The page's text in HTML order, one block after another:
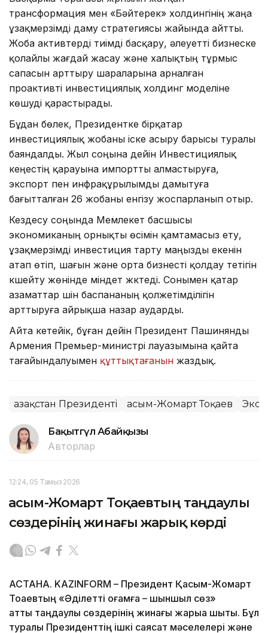
трансформация мен «Бәйтерек» холдингінің жаңа
ұзақмерзімді даму стратегиясы жайында айтты.
Жоба активтерді тиімді басқару, әлеуетті бизнеске
қолайлы жағдай жасау және халықтың тұрмыс
сапасын арттыру шараларына арналған
проактивті инвестициялық холдинг моделіне
көшуді қарастырады.
Бұдан бөлек, Президентке бірқатар
инвестициялық жобаны іске асыру барысы туралы
баяндалды. Жыл соңына дейін Инвестициялық
кеңестің қарауына импортты алмастыруға,
экспорт пен инфрақұрылымды дамытуға
бағытталған 26 жобаны енгізу жоспарланып отыр.
Кездесу соңында Мемлекет басшысы
экономиканың орнықты өсімін қамтамасыз ету,
ұзақмерзімді инвестиция тарту маңызды екенін
атап өтіп, шағын және орта бизнесті қолдау тетігін
күшейту жөнінде міндет жүктеді. Сонымен қатар
азаматтар үшін баспананың қолжетімділігін
арттыруға айрықша назар аударды.
Айта кетейік, бұған дейін Президент Пашинянды
Армения Премьер-министрі лауазымына қайта
тағайындалуымен құттықтағанын жаздық.
Қазақстан Президенті Қасым-Жомарт Тоқаев
Бақытгүл Абайқызы
Авторлар
12:24, 05 Тамыз 2026
Қасым-Жомарт Тоқаевтың таңдаулы
сөздерінің жинағы жарық көрді
АСТАНА. KAZINFORM – Президент Қасым-Жомарт
Тоқаевтың «Әділетті қоғамға – шыншыл сөз»
атты таңдаулы сөздерінің жинағы жарыққа шықты. Бұл
туралы Президенттің ішкі саясат мәселелері және